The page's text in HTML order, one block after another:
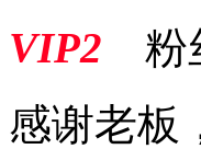
VIP2 粉
感谢老板